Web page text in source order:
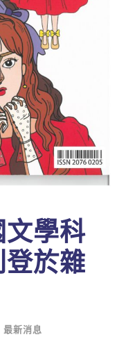
學科
於雜
最新消息